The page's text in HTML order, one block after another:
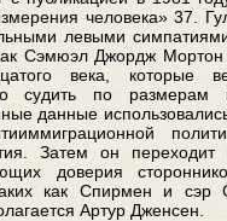
человека» 37.
левыми
Сэмюэл Джордж
века, которые
судить по размерам
данные
Затем он
доверия
как Спирмен и сэр
Артур Дженсен.